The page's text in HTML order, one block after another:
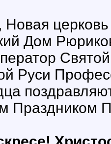
Новая
Дом
Руси
Праздником